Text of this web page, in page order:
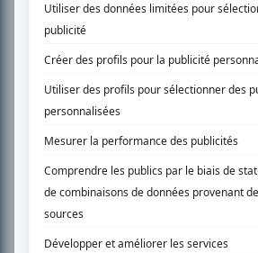
spécialité: la télé québécoise. On peut l’entendre
l’actualité télévisuelle au 98,5.
SUR LE RÉSEAU BIZZ MÉDIA